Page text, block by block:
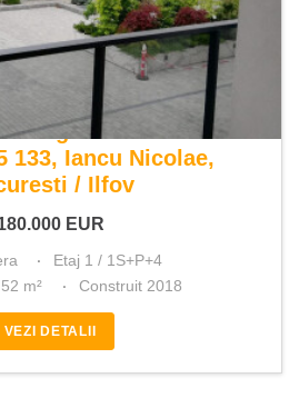
garsoniera
133, Iancu Nicolae,
/ Ilfov
EUR
Etaj 1 / 1S+P+4
52 m² Construit 2018
VEZI DETALII